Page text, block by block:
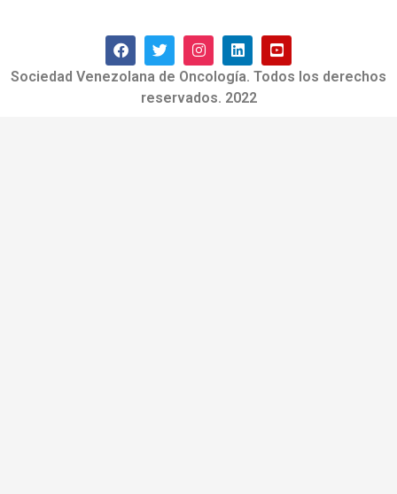
Sociedad Venezolana de Oncología. Todos los derechos
reservados. 2022